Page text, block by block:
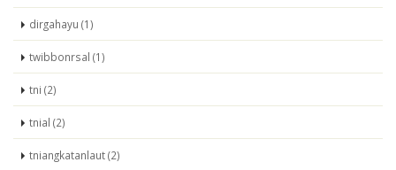
dirgahayu (1)
twibbonrsal (1)
tni (2)
tnial (2)
tniangkatanlaut (2)